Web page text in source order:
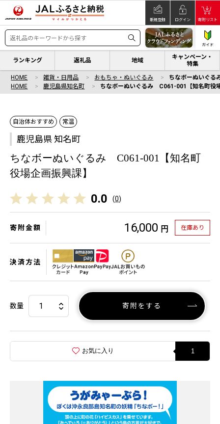
新規登録 ログイン 寄附リスト
ガイド
ランキング 返礼品 地域
キャンペーン・
特集
HOME 雑貨・日用品 おもちゃ・ぬいぐるみ
ちなボーぬいぐ
HOME
鹿児島県知名町 ちなボーぬいぐるみ C061-001【知名町役
自治体おすすめ 常温
鹿児島県 知名町
ちなボーぬいぐるみ C061-001【知名町
役場企画振興課】
0.0 (0)
寄附金額 16,000 円 在庫あり
決済方法
数量 寄附をする
お気に入り 1